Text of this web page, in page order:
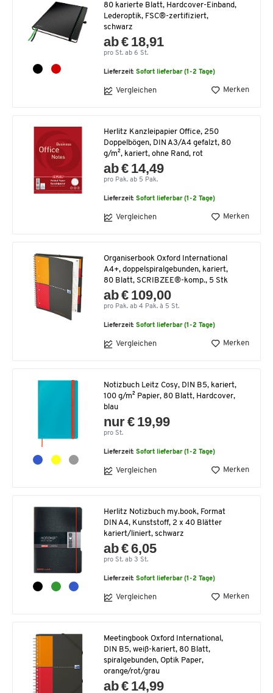
80 karierte Blatt, Hardcover-Einband,
Lederoptik, FSC®-zertifiziert,
schwarz
ab € 18,91
pro St. ab 6 St.
Lieferzeit:Sofort lieferbar (1-2 Tage)
Vergleichen Merken
Herlitz Kanzleipapier Office, 250
Doppelbögen, DIN A3/A4 gefalzt, 80
g/m², kariert, ohne Rand, rot
ab € 14,49
pro Pak. ab 5 Pak.
Lieferzeit:Sofort lieferbar (1-2 Tage)
Vergleichen Merken
Organiserbook Oxford International
A4+, doppelspiralgebunden, kariert,
80 Blatt, SCRIBZEE®-komp., 5 Stk
ab € 109,00
pro Pak. ab 4 Pak. à 5 St.
Lieferzeit:Sofort lieferbar (1-2 Tage)
Vergleichen Merken
Notizbuch Leitz Cosy, DIN B5, kariert,
100 g/m² Papier, 80 Blatt, Hardcover,
blau
nur € 19,99
pro St.
Lieferzeit:Sofort lieferbar (1-2 Tage)
Vergleichen Merken
Herlitz Notizbuch my.book, Format
DIN A4, Kunststoff, 2 x 40 Blätter
kariert/liniert, schwarz
ab € 6,05
pro St. ab 3 St.
Lieferzeit:Sofort lieferbar (1-2 Tage)
Vergleichen Merken
Meetingbook Oxford International,
DIN B5, weiß-kariert, 80 Blatt,
spiralgebunden, Optik Paper,
orange/rot/grau
ab € 14,99